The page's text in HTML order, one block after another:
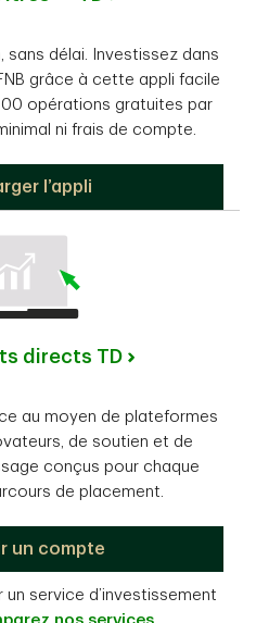
sans délai. Investissez dans
grâce à cette appli facile
opérations gratuites par
ni frais de compte.
TD
l’appli
directs TD
au moyen de plateformes
de soutien et de
conçus pour chaque
de placement.
directs TD
un compte
un service d’investissement